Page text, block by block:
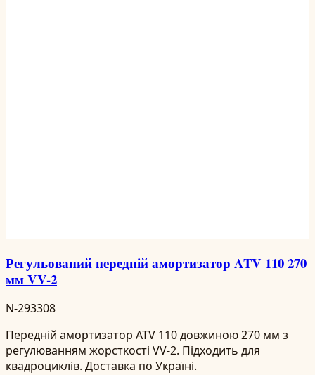
Регульований передній амортизатор ATV 110 270
мм VV-2
N-293308
Передній амортизатор ATV 110 довжиною 270 мм з
регулюванням жорсткості VV-2. Підходить для
квадроциклів. Доставка по Україні.